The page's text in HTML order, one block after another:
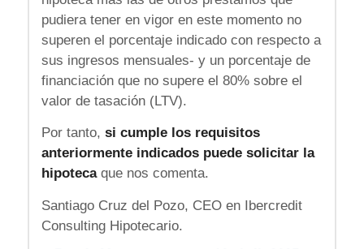
pudiera tener en vigor en este momento no
superen el porcentaje indicado con respecto a
sus ingresos mensuales- y un porcentaje de
financiación que no supere el 80% sobre el
valor de tasación (LTV).
Por tanto, si cumple los requisitos
anteriormente indicados puede solicitar la
hipotecaque nos comenta.
Santiago Cruz del Pozo, CEO en Ibercredit
Consulting Hipotecario.